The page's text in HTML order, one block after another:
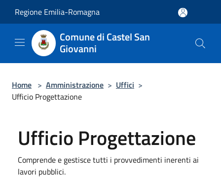
Regione Emilia-Romagna
Comune di Castel San
Giovanni
Home > Amministrazione > Uffici >
Ufficio Progettazione
Ufficio Progettazione
Comprende e gestisce tutti i provvedimenti inerenti ai
lavori pubblici.